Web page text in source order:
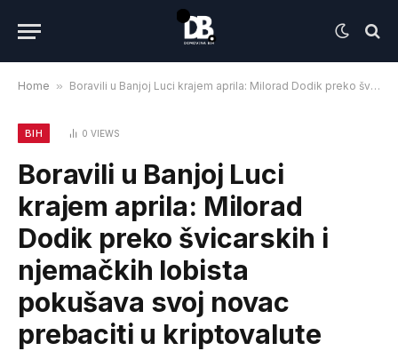
Home » Boravili u Banjoj Luci krajem aprila: Milorad Dodik preko švicarskih i njemačkih lobista pokušava svoj novac prebaciti u kriptovalute
BIH 0 VIEWS
Boravili u Banjoj Luci
krajem aprila: Milorad
Dodik preko švicarskih i
njemačkih lobista
pokušava svoj novac
prebaciti u kriptovalute